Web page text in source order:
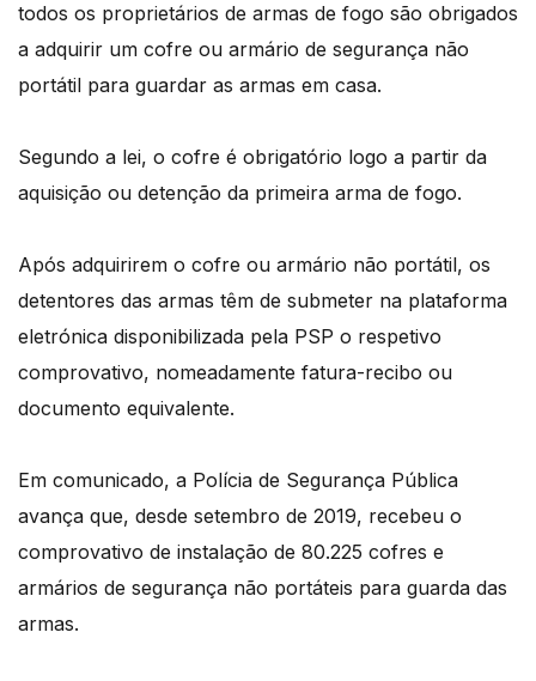
todos os proprietários de armas de fogo são obrigados
a adquirir um cofre ou armário de segurança não
portátil para guardar as armas em casa.
Segundo a lei, o cofre é obrigatório logo a partir da
aquisição ou detenção da primeira arma de fogo.
Após adquirirem o cofre ou armário não portátil, os
detentores das armas têm de submeter na plataforma
eletrónica disponibilizada pela PSP o respetivo
comprovativo, nomeadamente fatura-recibo ou
documento equivalente.
Em comunicado, a Polícia de Segurança Pública
avança que, desde setembro de 2019, recebeu o
comprovativo de instalação de 80.225 cofres e
armários de segurança não portáteis para guarda das
armas.